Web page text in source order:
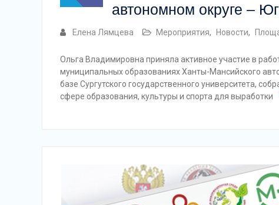
автономном округе –
Елена Лямцева Мероприятия, Новости,
Ольга Владимировна приняла активное участие в
муниципальных образованиях Ханты-Мансийского
базе Сургутского государственного университета,
сфере образования, культуры и спорта для выработки